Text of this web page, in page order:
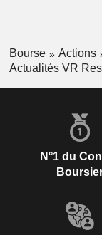
Bourse Actions
Actualités VR
N°1 du